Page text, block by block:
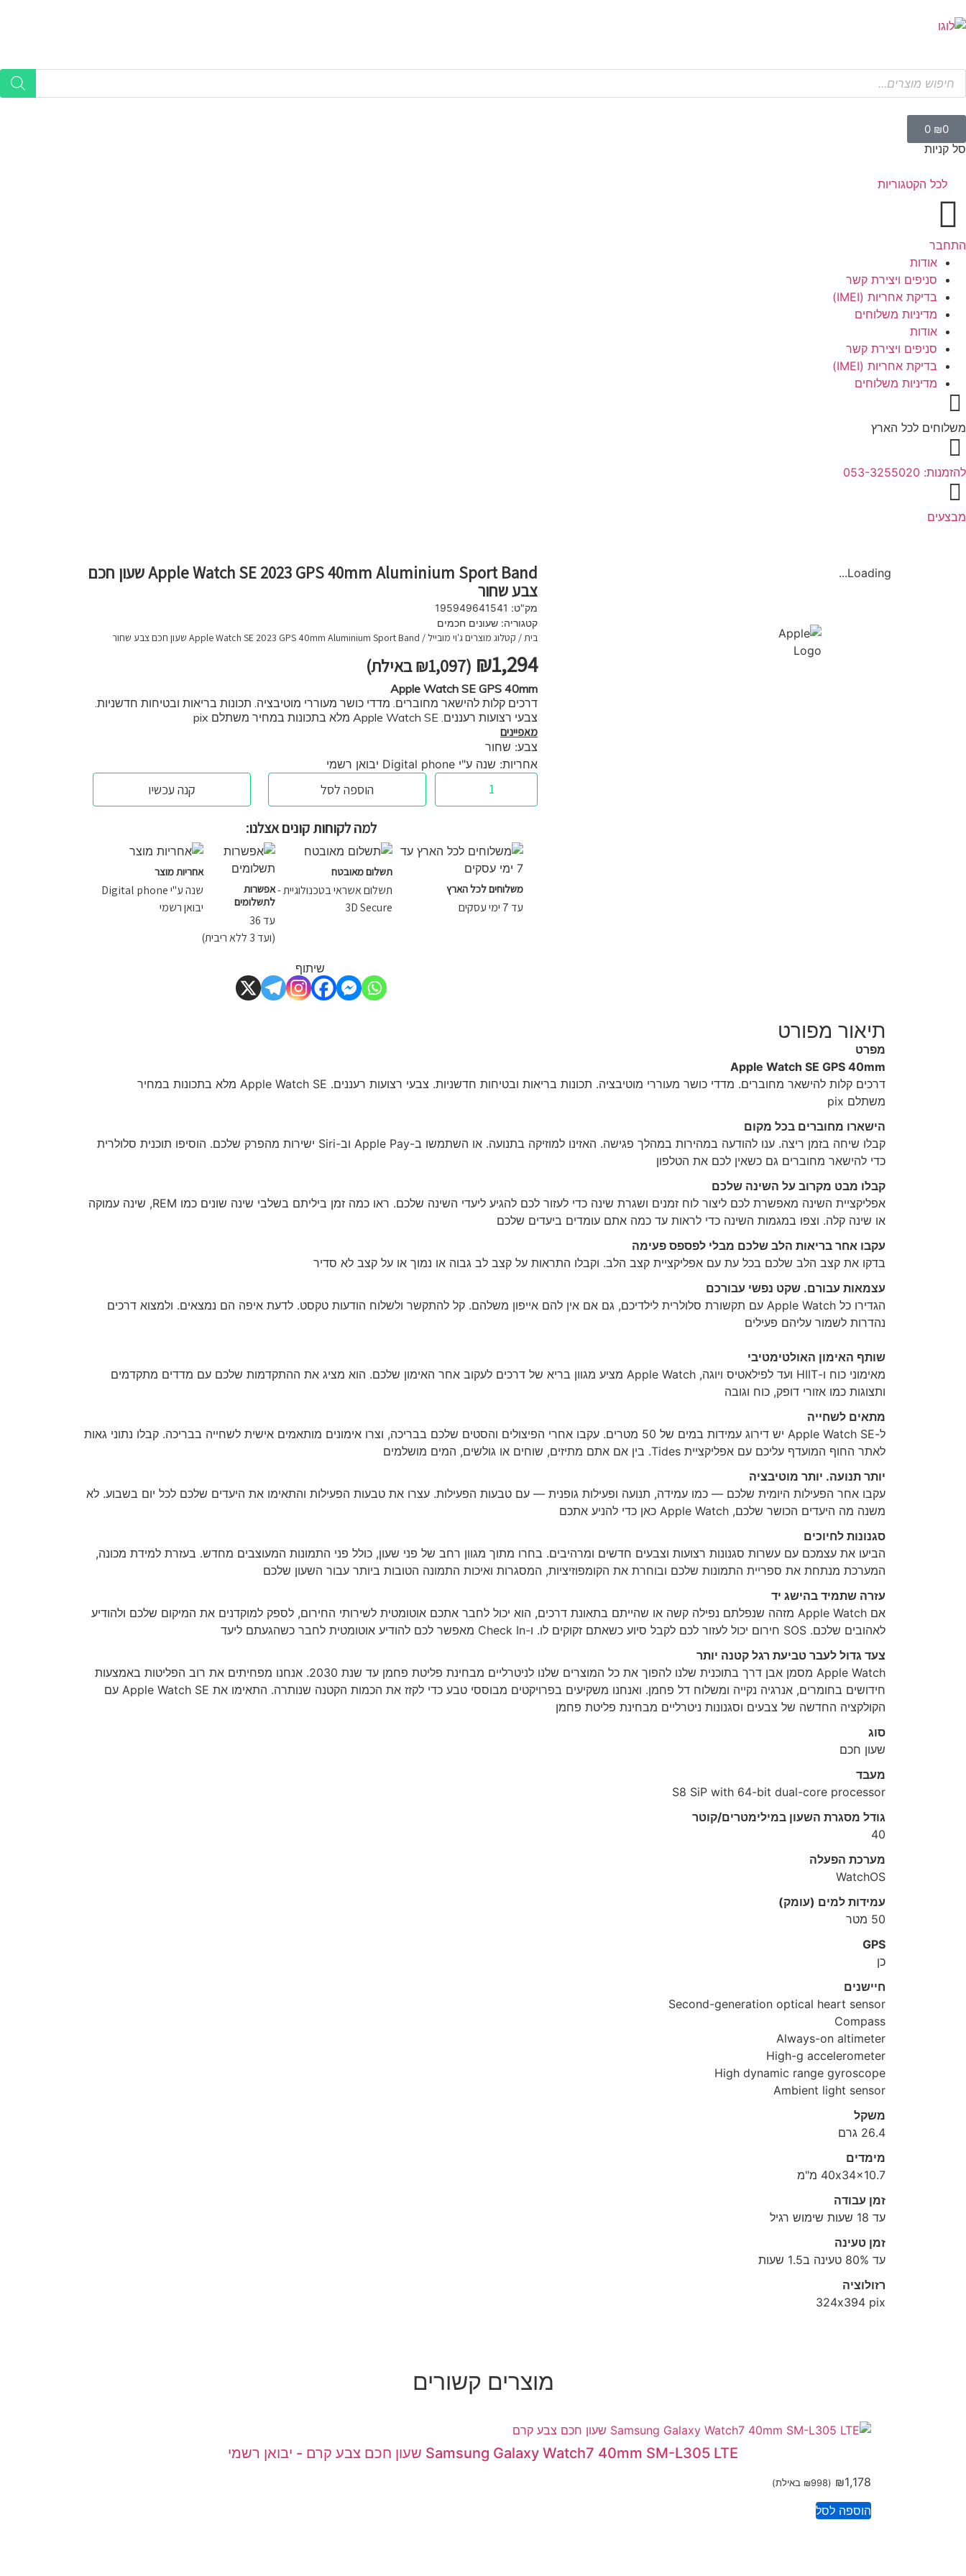
₪0
0
סל קניות
לכל הקטגוריות
התחבר
אודות
סניפים ויצירת קשר
בדיקת אחריות (IMEI)
מדיניות משלוחים
אודות
סניפים ויצירת קשר
בדיקת אחריות (IMEI)
מדיניות משלוחים
משלוחים לכל הארץ
להזמנות: 053-3255020
מבצעים
Loading...
Apple Watch SE 2023 GPS 40mm Aluminium Sport Band שעון חכם
צבע שחור
מק"ט: 195949641541
קטגוריה: שעונים חכמים
בית/ קטלוג מוצרים ג'וי מובייל / Apple Watch SE 2023 GPS 40mm Aluminium Sport Band שעון חכם צבע שחור
₪1,294
(
₪1,097 באילת)
Apple Watch SE GPS 40mm
דרכים קלות להישאר מחוברים. מדדי כושר מעוררי מוטיבציה. תכונות בריאות ובטיחות חדשניות.
צבעי רצועות רעננים. Apple Watch SE מלא בתכונות במחיר משתלם pix
מאפיינים
צבע: שחור
אחריות: שנה ע"י Digital phone יבואן רשמי
הוספה לסל קנה עכשיו
למה לקוחות קונים אצלנו:
משלוחים לכל הארץ
עד 7 ימי עסקים
תשלום מאובטח
תשלום אשראי בטכנולוגיית -
3D Secure
אפשרות
לתשלומים
עד 36
(ועד 3 ללא ריבית)
אחריות מוצר
שנה ע"י Digital phone
יבואן רשמי
שיתוף
תיאור מפורט
מפרט
Apple Watch SE GPS 40mm
דרכים קלות להישאר מחוברים. מדדי כושר מעוררי מוטיבציה. תכונות בריאות ובטיחות חדשניות. צבעי רצועות רעננים. Apple Watch SE מלא בתכונות במחיר
משתלם pix
הישארו מחוברים בכל מקום
קבלו שיחה בזמן ריצה. ענו להודעה במהירות במהלך פגישה. האזינו למוזיקה בתנועה. או השתמשו ב-Apple Pay וב-Siri ישירות מהפרק שלכם. הוסיפו תוכנית סלולרית
כדי להישאר מחוברים גם כשאין לכם את הטלפון
קבלו מבט מקרוב על השינה שלכם
אפליקציית השינה מאפשרת לכם ליצור לוח זמנים ושגרת שינה כדי לעזור לכם להגיע ליעדי השינה שלכם. ראו כמה זמן ביליתם בשלבי שינה שונים כמו REM, שינה עמוקה
או שינה קלה. וצפו במגמות השינה כדי לראות עד כמה אתם עומדים ביעדים שלכם
עקבו אחר בריאות הלב שלכם מבלי לפספס פעימה
בדקו את קצב הלב שלכם בכל עת עם אפליקציית קצב הלב. וקבלו התראות על קצב לב גבוה או נמוך או על קצב לא סדיר
עצמאות עבורם. שקט נפשי עבורכם
הגדירו כל Apple Watch עם תקשורת סלולרית לילדיכם, גם אם אין להם אייפון משלהם. קל להתקשר ולשלוח הודעות טקסט. לדעת איפה הם נמצאים. ולמצוא דרכים
נהדרות לשמור עליהם פעילים
שותף האימון האולטימטיבי
מאימוני כוח ו-HIIT ועד לפילאטיס ויוגה, Apple Watch מציע מגוון בריא של דרכים לעקוב אחר האימון שלכם. הוא מציג את ההתקדמות שלכם עם מדדים מתקדמים
ותצוגות כמו אזורי דופק, כוח וגובה
מתאים לשחייה
ל-Apple Watch SE יש דירוג עמידות במים של 50 מטרים. עקבו אחרי הפיצולים והסטים שלכם בבריכה, וצרו אימונים מותאמים אישית לשחייה בבריכה. קבלו נתוני גאות
לאתר החוף המועדף עליכם עם אפליקציית Tides. בין אם אתם מתיזים, שוחים או גולשים, המים מושלמים
יותר תנועה. יותר מוטיבציה
עקבו אחר הפעילות היומית שלכם — כמו עמידה, תנועה ופעילות גופנית — עם טבעות הפעילות. עצרו את טבעות הפעילות והתאימו את היעדים שלכם לכל יום בשבוע. לא
משנה מה היעדים הכושר שלכם, Apple Watch כאן כדי להניע אתכם
סגנונות לחיוכים
הביעו את עצמכם עם עשרות סגנונות רצועות וצבעים חדשים ומרהיבים. בחרו מתוך מגוון רחב של פני שעון, כולל פני התמונות המעוצבים מחדש. בעזרת למידת מכונה,
המערכת מנתחת את ספריית התמונות שלכם ובוחרת את הקומפוזיציות, המסגרות ואיכות התמונה הטובות ביותר עבור השעון שלכם
עזרה שתמיד בהישג יד
אם Apple Watch מזהה שנפלתם נפילה קשה או שהייתם בתאונת דרכים, הוא יכול לחבר אתכם אוטומטית לשירותי החירום, לספק למוקדנים את המיקום שלכם ולהודיע
לאהובים שלכם. SOS חירום יכול לעזור לכם לקבל סיוע כשאתם זקוקים לו. ו-Check In מאפשר לכם להודיע אוטומטית לחבר כשהגעתם ליעד
צעד גדול לעבר טביעת רגל קטנה יותר
Apple Watch מסמן אבן דרך בתוכנית שלנו להפוך את כל המוצרים שלנו לניטרליים מבחינת פליטת פחמן עד שנת 2030. אנחנו מפחיתים את רוב הפליטות באמצעות
חידושים בחומרים, אנרגיה נקייה ומשלוח דל פחמן. ואנחנו משקיעים בפרויקטים מבוססי טבע כדי לקזז את הכמות הקטנה שנותרה. התאימו את Apple Watch SE עם
הקולקציה החדשה של צבעים וסגנונות ניטרליים מבחינת פליטת פחמן
סוג
שעון חכם
מעבד
S8 SiP with 64-bit dual-core processor
גודל מסגרת השעון במילימטרים/קוטר
40
מערכת הפעלה
WatchOS
עמידות למים (עומק)
50 מטר
GPS
כן
חיישנים
Second-generation optical heart sensor
Compass
Always-on altimeter
High-g accelerometer
High dynamic range gyroscope
Ambient light sensor
משקל
26.4 גרם
מימדים
40x34x10.7 מ"מ
זמן עבודה
עד 18 שעות שימוש רגיל
זמן טעינה
עד 80% טעינה ב1.5 שעות
רזולוציה
324x394 pix
מוצרים קשורים
Samsung Galaxy Watch7 40mm SM-L305 LTE שעון חכם צבע קרם - יבואן רשמי
₪1,178
(
₪998 באילת)
הוספה לסל